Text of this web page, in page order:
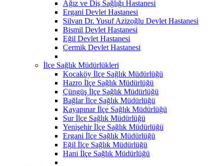
Ağız ve Diş Sağlığı Hastanesi
Ergani Devlet Hastanesi
Silvan Dr. Yusuf Azizoğlu Devlet Hastanesi
Bismil Devlet Hastanesi
Eğil Devlet Hastanesi
Çermik Devlet Hastanesi
İlçe Sağlık Müdürlükleri
Kocaköy İlçe Sağlık Müdürlüğü
Hazro İlçe Sağlık Müdürlüğü
Çüngüş İlçe Sağlık Müdürlüğü
Bağlar İlçe Sağlık Müdürlüğü
Kayapınar İlçe Sağlık Müdürlüğü
Sur İlçe Sağlık Müdürlüğü
Yenişehir İlçe Sağlık Müdürlüğü
Ergani İlçe Sağlık Müdürlüğü
Eğil İlçe Sağlık Müdürlüğü
Hani İlçe Sağlık Müdürlüğü